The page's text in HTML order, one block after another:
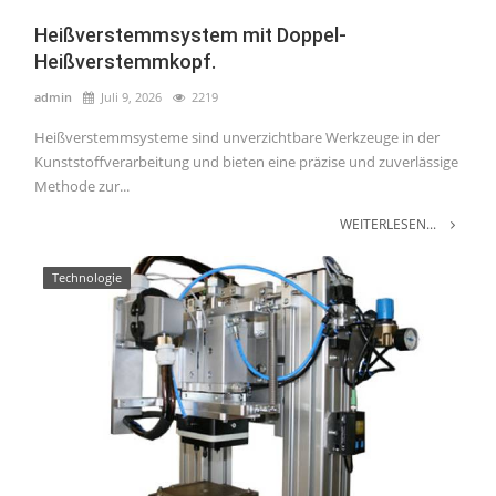
Heißverstemmsystem mit Doppel-
Heißverstemmkopf.
admin Juli 9, 2026 2219
Heißverstemmsysteme sind unverzichtbare Werkzeuge in der
Kunststoffverarbeitung und bieten eine präzise und zuverlässige
Methode zur...
WEITERLESEN...
Technologie